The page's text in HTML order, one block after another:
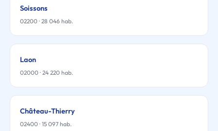
Soissons
02200 · 28 046 hab.
Laon
02000 · 24 220 hab.
Château-Thierry
02400 · 15 097 hab.